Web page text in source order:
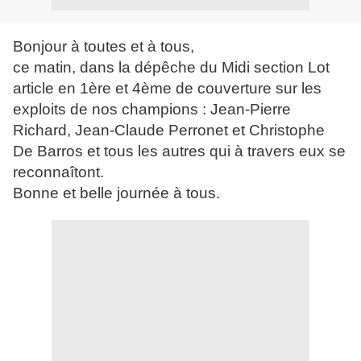
Bonjour à toutes et à tous,
ce matin, dans la dépêche du Midi section Lot
article en 1ère et 4ème de couverture sur les
exploits de nos champions : Jean-Pierre
Richard, Jean-Claude Perronet et Christophe
De Barros et tous les autres qui à travers eux se
reconnaîtont.
Bonne et belle journée à tous.